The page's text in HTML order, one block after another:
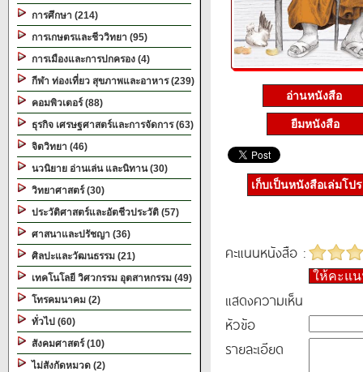
การศึกษา (214)
การเกษตรและชีววิทยา (95)
การเมืองและการปกครอง (4)
กีฬา ท่องเที่ยว สุขภาพและอาหาร (239)
คอมพิวเตอร์ (88)
ธุรกิจ เศรษฐศาสตร์และการจัดการ (63)
จิตวิทยา (46)
นวนิยาย อ่านเล่น และนิทาน (30)
วิทยาศาสตร์ (30)
ประวัติศาสตร์และอัตชีวประวัติ (57)
ศาสนาและปรัชญา (36)
ศิลปะและวัฒนธรรม (21)
เทคโนโลยี วิศวกรรม อุตสาหกรรม (49)
โทรคมนาคม (2)
ทั่วไป (60)
สังคมศาสตร์ (10)
ไม่สังกัดหมวด (2)
อ่านหนังสือ
ยืมหนังสือ
เก็บเป็นหนังสือเล่มโป
คะแนนหนังสือ :
ให้คะแ
แสดงความเห็น
หัวข้อ
รายละเอียด